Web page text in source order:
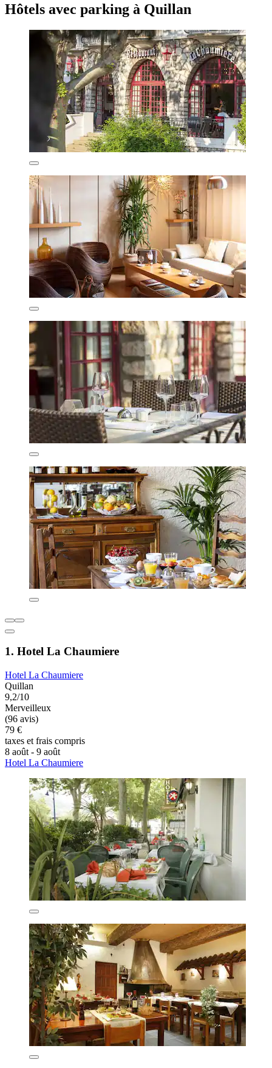
Hôtels avec parking à Quillan
1. Hotel La Chaumiere
Hotel La Chaumiere
Quillan
9,2/10
Merveilleux
(96 avis)
79 €
taxes et frais compris
8 août - 9 août
Hotel La Chaumiere